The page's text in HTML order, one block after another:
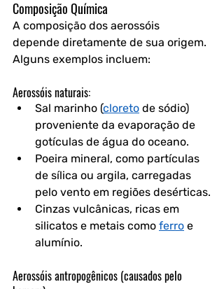
Composição Química
A composição dos aerossóis
depende diretamente de sua origem.
Alguns exemplos incluem:
Aerossóis naturais:
Sal marinho (cloreto de sódio)
proveniente da evaporação de
gotículas de água do oceano.
Poeira mineral, como partículas
de sílica ou argila, carregadas
pelo vento em regiões desérticas.
Cinzas vulcânicas, ricas em
silicatos e metais como ferro e
alumínio.
Aerossóis antropogênicos (causados pelo